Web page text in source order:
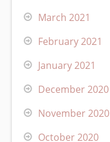
March 2021
February 2021
January 2021
December 2020
November 2020
October 2020